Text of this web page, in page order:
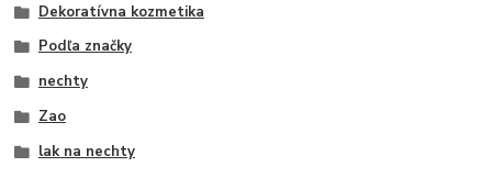
Dekoratívna kozmetika
Podľa značky
nechty
Zao
lak na nechty